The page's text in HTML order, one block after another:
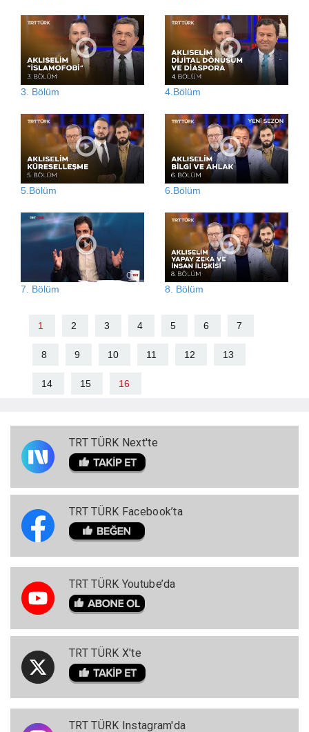
3. Bölüm 4.Bölüm
5.Bölüm 6.Bölüm
7. Bölüm 8. Bölüm
1 2 3 4 5 6 7
8 9 10 11 12 13
14 15 16
TRT TÜRK Next'te
TRT TÜRK Facebook’ta
TRT TÜRK Youtube’da
TRT TÜRK X'te
TRT TÜRK Instagram'da